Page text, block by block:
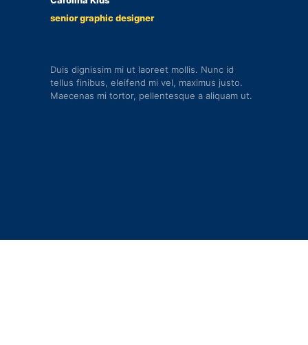
senior graphic designer
Duis dignissim mi ut laoreet mollis. Nunc id
tellus finibus, eleifend mi vel, maximus justo.
Maecenas mi tortor, pellentesque a aliquam ut.